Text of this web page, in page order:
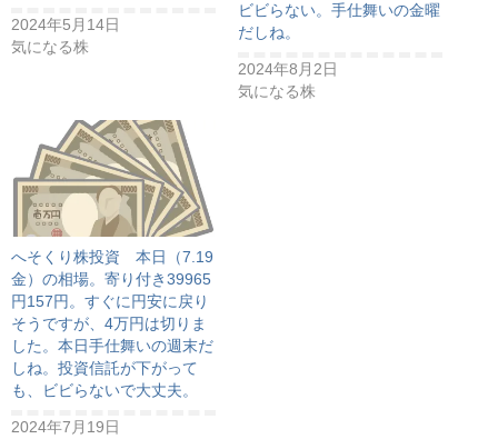
2024年5月14日
気になる株
ビビらない。手仕舞いの金曜
だしね。
2024年8月2日
気になる株
へそくり株投資 本日（7.19
金）の相場。寄り付き39965
円157円。すぐに円安に戻り
そうですが、4万円は切りま
した。本日手仕舞いの週末だ
しね。投資信託が下がって
も、ビビらないで大丈夫。
2024年7月19日